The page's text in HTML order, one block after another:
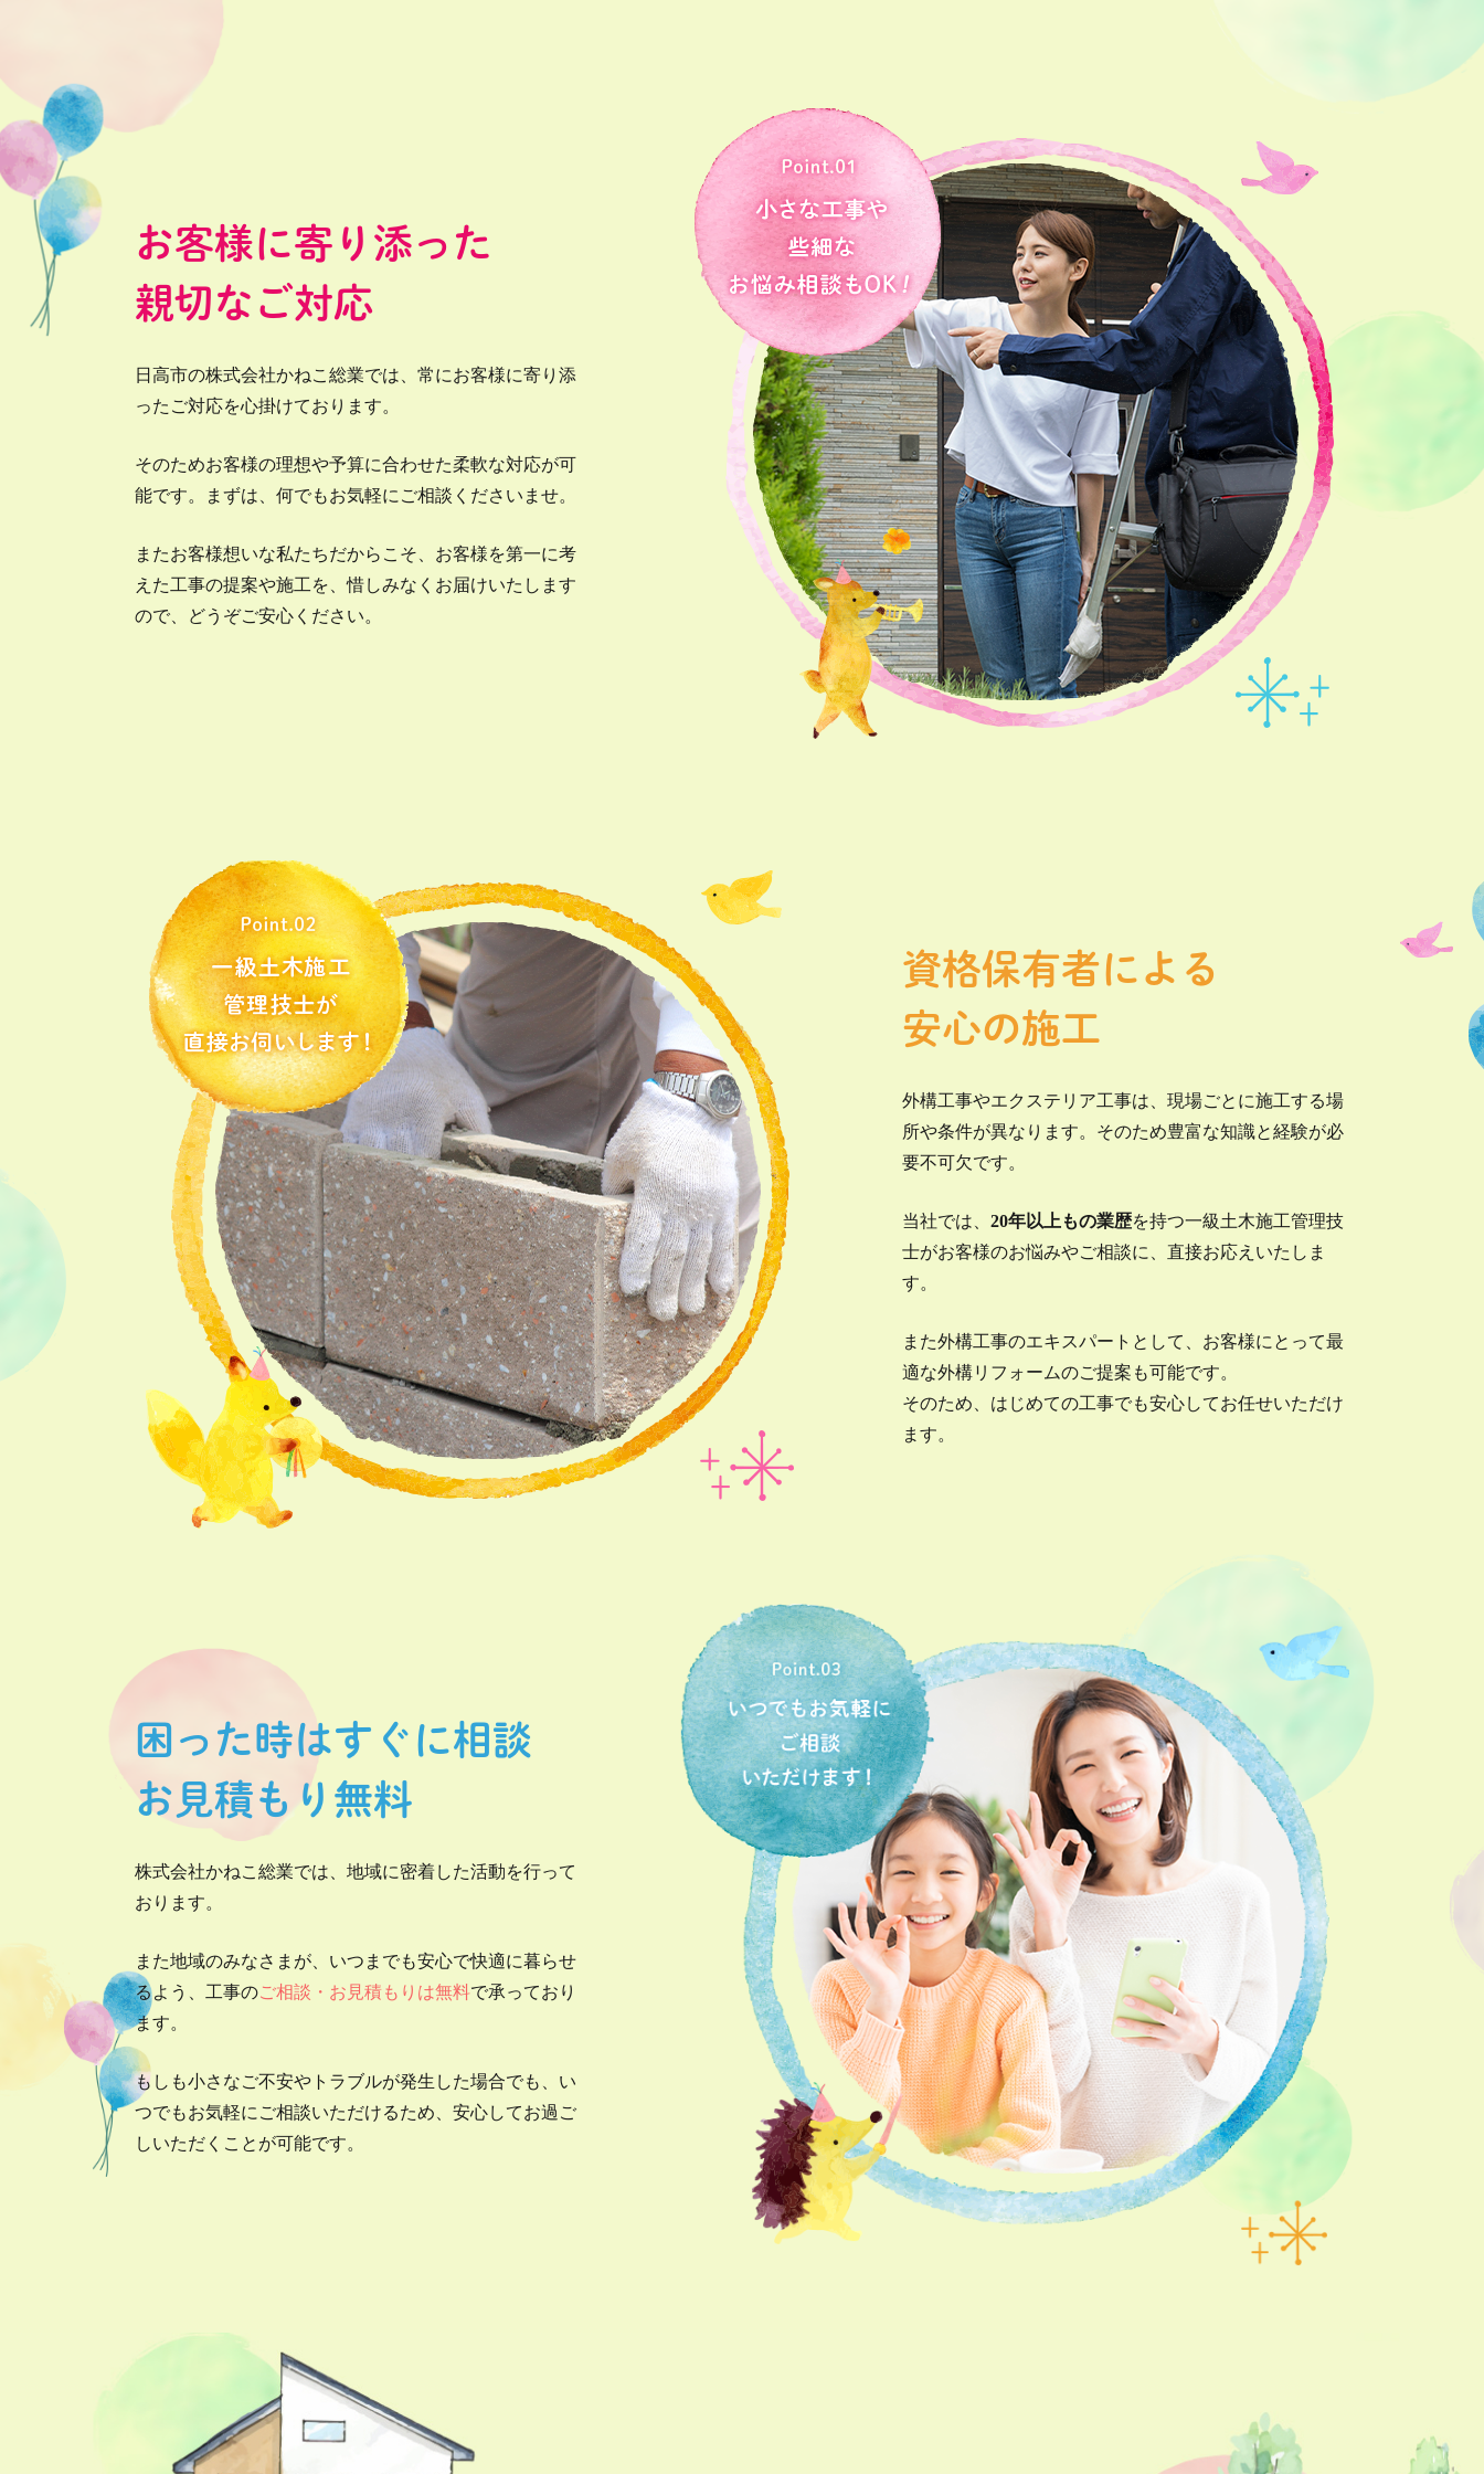
お客様に寄り添った
親切なご対応
日高市の株式会社かねこ総業では、常にお客様に寄り添
ったご対応を心掛けております。
そのためお客様の理想や予算に合わせた柔軟な対応が可
能です。まずは、何でもお気軽にご相談くださいませ。
またお客様想いな私たちだからこそ、お客様を第一に考
えた工事の提案や施工を、惜しみなくお届けいたします
ので、どうぞご安心ください。
資格保有者による
安心の施工
外構工事やエクステリア工事は、現場ごとに施工する場
所や条件が異なります。そのため豊富な知識と経験が必
要不可欠です。
当社では、20年以上もの業歴を持つ一級土木施工管理技
士がお客様のお悩みやご相談に、直接お応えいたしま
す。
また外構工事のエキスパートとして、お客様にとって最
適な外構リフォームのご提案も可能です。
そのため、はじめての工事でも安心してお任せいただけ
ます。
困った時はすぐに相談
お見積もり無料
株式会社かねこ総業では、地域に密着した活動を行って
おります。
また地域のみなさまが、いつまでも安心で快適に暮らせ
るよう、工事のご相談・お見積もりは無料で承っており
ます。
もしも小さなご不安やトラブルが発生した場合でも、い
つでもお気軽にご相談いただけるため、安心してお過ご
しいただくことが可能です。